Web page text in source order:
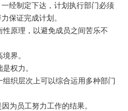
经制定下达，计划执行部门必须
保证完成计划。
原理，以避免成员之间苦乐不
界。
权力。
织层次上可以综合运用多种部门
为员工努力工作的结果。